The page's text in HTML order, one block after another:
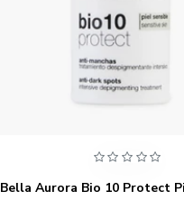
Bella Aurora Bio 10 Protect